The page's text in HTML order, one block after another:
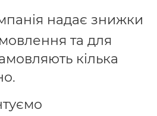
надає знижки
та для
кілька